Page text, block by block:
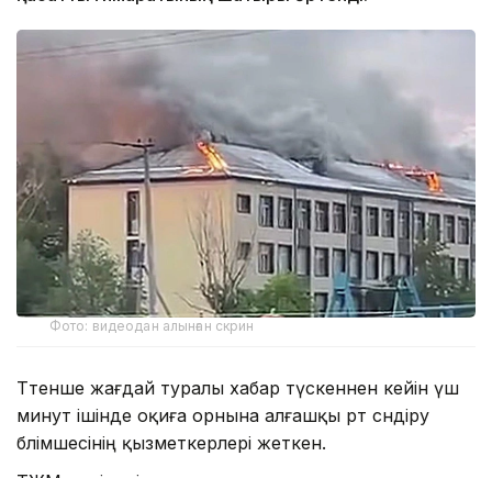
Фото: видеодан алынған скрин
Төтенше жағдай туралы хабар түскеннен кейін үш
минут ішінде оқиға орнына алғашқы өрт сөндіру
бөлімшесінің қызметкерлері жеткен.